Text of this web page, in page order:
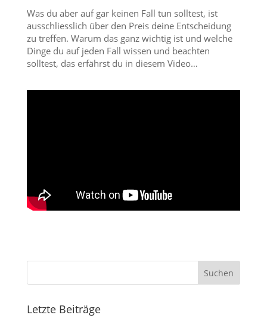
Was du aber auf gar keinen Fall tun solltest, ist
ausschliesslich über den Preis deine Entscheidung
zu treffen. Warum das ganz wichtig ist und welche
Dinge du auf jeden Fall wissen und beachten
solltest, das erfährst du in diesem Video…
Suchen
Letzte Beiträge